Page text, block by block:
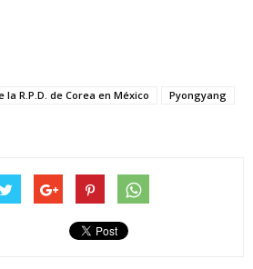
la R.P.D. de Corea en México
Pyongyang